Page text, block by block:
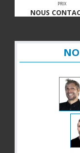
PRIX
NOUS